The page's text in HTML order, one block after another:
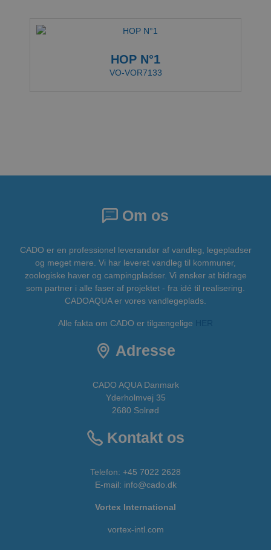
HOP N°1
VO-VOR7133
Om os
CADO er en professionel leverandør af vandleg, legepladser
og meget mere. Vi har leveret vandleg til kommuner,
zoologiske haver og campingpladser. Vi ønsker at bidrage
som partner i alle faser af projektet - fra idé til realisering.
CADOAQUA er vores vandlegeplads.
Alle fakta om CADO er tilgængelige
Adresse
CADO AQUA Danmark
Yderholmvej 35
2680 Solrød
Kontakt os
Telefon: +45 7022 2628
E-mail: info@cado.dk
Vortex International
vortex-intl.com